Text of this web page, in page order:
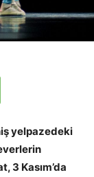
yelpazedeki
3 Kasım’da